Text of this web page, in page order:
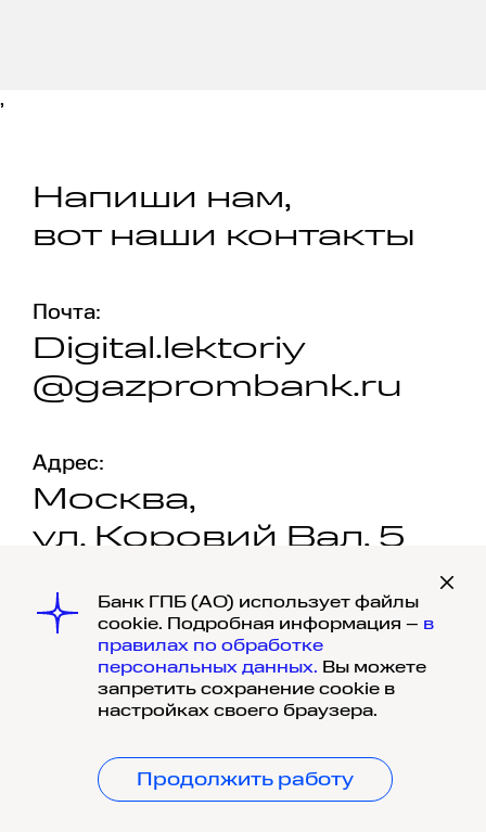
,
Напиши нам,
вот наши контакты
Почта:
Digital.lektoriy
@gazprombank.ru
Адрес:
Москва,
ул. Коровий Вал, 5
© 1990- 2026, Банк ГПБ (АО) Генеральная
Политика обработки и защиты
персональных данных
Банк ГПБ (АО) использует файлы
cookie. Подробная информация – в
правилах по обработке
персональных данных. Вы можете
запретить сохранение cookie в
настройках своего браузера.
Продолжить работу